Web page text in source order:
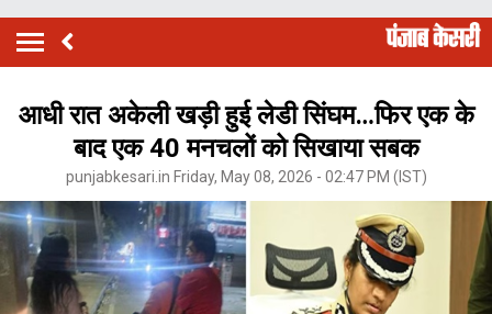
आधी रात अकेली खड़ी हुई लेडी सिंघम…फिर एक के
बाद एक 40 मनचलों को सिखाया सबक
punjabkesari.in Friday, May 08, 2026 - 02:47 PM (IST)